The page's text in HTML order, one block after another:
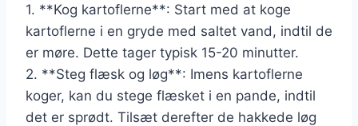
1. **Kog kartoflerne**: Start med at koge
kartoflerne i en gryde med saltet vand, indtil de
er møre. Dette tager typisk 15-20 minutter.
2. **Steg flæsk og løg**: Imens kartoflerne
koger, kan du stege flæsket i en pande, indtil
det er sprødt. Tilsæt derefter de hakkede løg